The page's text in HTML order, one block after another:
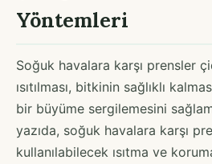
Yöntemleri
Soğuk havalara karşı prensler
ısıtılması, bitkinin sağlıklı
bir büyüme sergilemesini
yazıda, soğuk havalara karşı
kullanılabilecek ısıtma ve